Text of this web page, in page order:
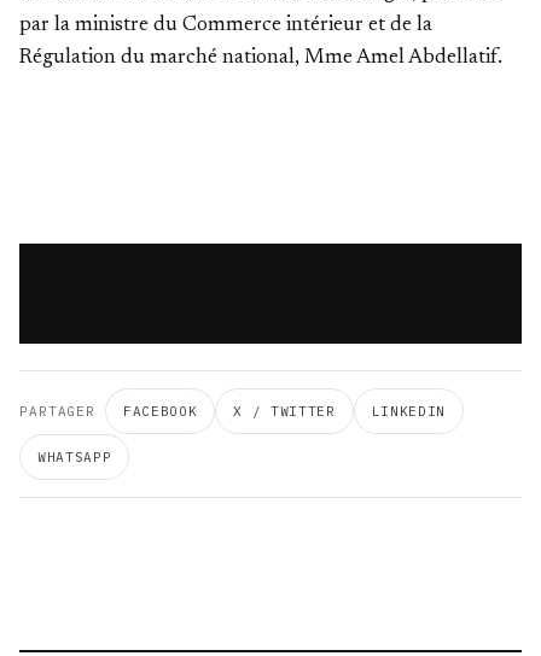
par la ministre du Commerce intérieur et de la
Régulation du marché national, Mme Amel Abdellatif.
PARTAGER FACEBOOK X / TWITTER LINKEDIN
WHATSAPP